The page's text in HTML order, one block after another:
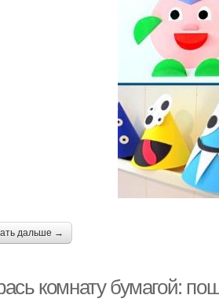
дальше →
комнату бумагой: